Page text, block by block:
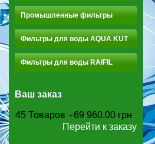
Промышленные фильтры
Фильтры для воды AQUA KUT
Фильтры для воды RAIFIL
Ваш заказ
45 Товаров -69 960.00 грн
Перейти к заказу